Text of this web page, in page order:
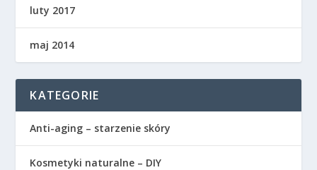
luty 2017
maj 2014
KATEGORIE
Anti-aging – starzenie skóry
Kosmetyki naturalne – DIY